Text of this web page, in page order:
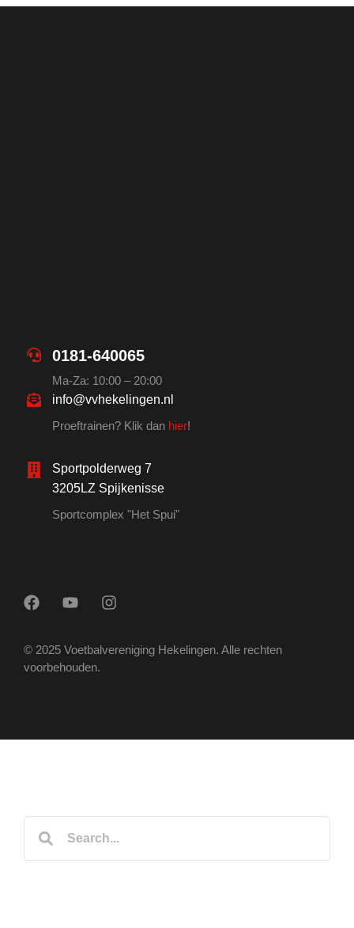
0181-640065
Ma-Za: 10:00 – 20:00
info@vvhekelingen.nl
Proeftrainen? Klik dan hier!
Sportpolderweg 7
3205LZ Spijkenisse
Sportcomplex "Het Spui"
© 2025 Voetbalvereniging Hekelingen. Alle rechten
voorbehouden.